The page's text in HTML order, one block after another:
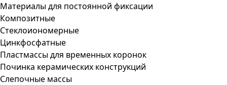
Материалы для постоянной фиксации
Композитные
Стеклоиономерные
Цинкфосфатные
Пластмассы для временных коронок
Починка керамических конструкций
Слепочные массы